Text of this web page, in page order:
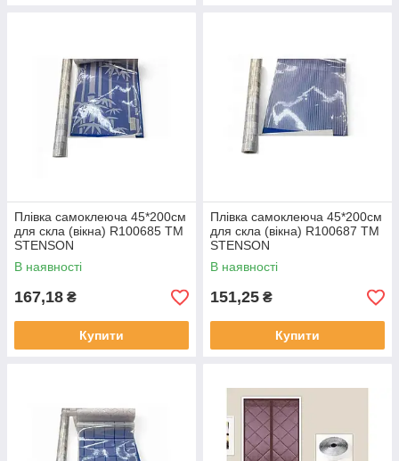
Плівка самоклеюча 45*200см
для скла (вікна) R100685 ТМ
STENSON
В наявності
167,18 ₴
Купити
Плівка самоклеюча 45*200см
для скла (вікна) R100687 ТМ
STENSON
В наявності
151,25 ₴
Купити